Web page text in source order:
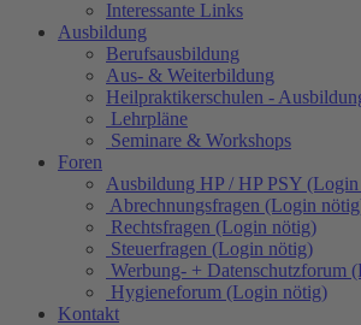
Interessante Links
Ausbildung
Berufsausbildung
Aus- & Weiterbildung
Heilpraktikerschulen -
Lehrpläne
Seminare & Workshops
Foren
Ausbildung HP / HP PSY
Abrechnungsfragen (Login
Rechtsfragen (Login nötig)
Steuerfragen (Login nötig)
Werbung- + Datenschutzforum
Hygieneforum (Login nötig)
Kontakt